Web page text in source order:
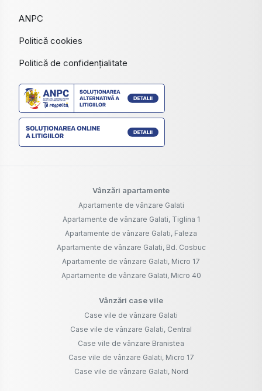
ANPC
Politică cookies
Politică de confidențialitate
Vânzări apartamente
Apartamente de vânzare Galati
Apartamente de vânzare Galati, Tiglina 1
Apartamente de vânzare Galati, Faleza
Apartamente de vânzare Galati, Bd. Cosbuc
Apartamente de vânzare Galati, Micro 17
Apartamente de vânzare Galati, Micro 40
Vânzări case vile
Case vile de vânzare Galati
Case vile de vânzare Galati, Central
Case vile de vânzare Branistea
Case vile de vânzare Galati, Micro 17
Case vile de vânzare Galati, Nord